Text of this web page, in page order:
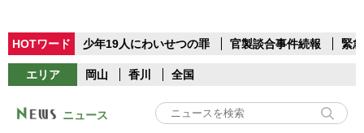
HOTワード 少年19人にわいせつの罪 官製談合事件続報 緊
エリア 岡山 香川 全国
ニュース